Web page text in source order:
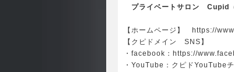
プライベートサロン Cupid（
【ホームページ】
https://
【クピドメイン SNS】
・facebook： https://
・YouTube： クピドYouTube